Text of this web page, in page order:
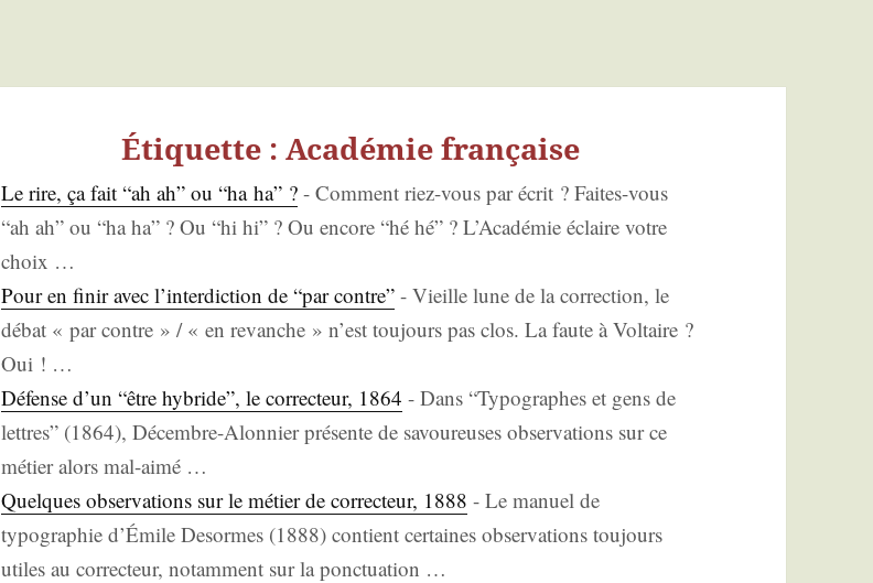
Étiquette : Académie française
Le rire, ça fait “ah ah” ou “ha ha” ? - Com­ment riez-vous par écrit ? Faites-vous
“ah ah” ou “ha ha” ? Ou “hi hi” ? Ou encore “hé hé” ? L’A­ca­dé­mie éclaire votre
choix …
Pour en finir avec l’interdiction de “par contre” - Vieille lune de la cor­rec­tion, le
débat « par contre » / « en revanche » n’est tou­jours pas clos. La faute à Vol­taire ?
Oui ! …
Défense d’un “être hybride”, le cor­rec­teur, 1864 - Dans “Typo­graphes et gens de
lettres” (1864), Décembre-Alon­nier pré­sente de savou­reuses obser­va­tions sur ce
métier alors mal-aimé …
Quelques obser­va­tions sur le métier de cor­rec­teur, 1888 - Le manuel de
typo­gra­phie d’É­mile Desormes (1888) contient cer­taines obser­va­tions tou­jours
utiles au cor­rec­teur, notam­ment sur la ponc­tua­tion …